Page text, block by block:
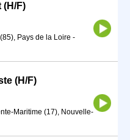
(H/F)
Pays de la Loire -
(H/F)
Maritime (17), Nouvelle-